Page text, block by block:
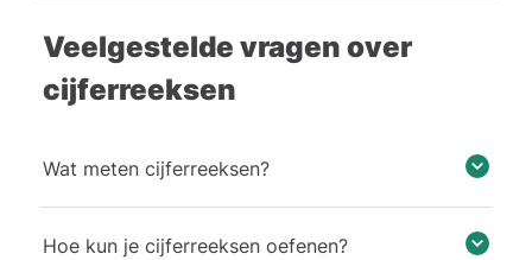
Veelgestelde vragen over
cijferreeksen
Wat meten cijferreeksen?
Hoe kun je cijferreeksen oefenen?